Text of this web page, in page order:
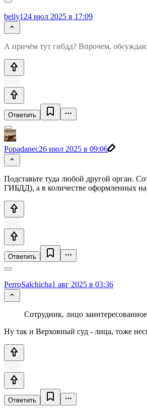
beliy1 24 июл 2025 в 17:09
А причём тут гибдд? Впрочем,
Ответить
Popadanec26 июл 2025 в 09:06
Подставьте туда любой другой орган.
ГИБДД), а в количестве оформленных
Ответить
PerroSalchicha1 авг 2025 в 03:36
Сотрудник, лицо
Ну так и Верховный суд - лица, тоже
Ответить